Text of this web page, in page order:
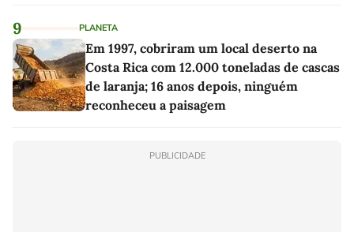
9 PLANETA
Em 1997, cobriram um local deserto na
Costa Rica com 12.000 toneladas de cascas
de laranja; 16 anos depois, ninguém
reconheceu a paisagem
PUBLICIDADE